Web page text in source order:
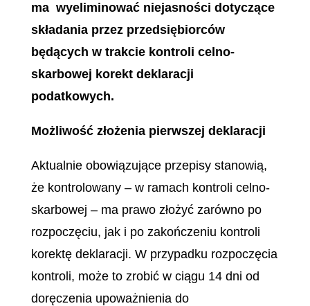
ma wyeliminować niejasności dotyczące
składania przez przedsiębiorców
będących w trakcie kontroli celno-
skarbowej korekt deklaracji
podatkowych.
Możliwość złożenia pierwszej deklaracji
Aktualnie obowiązujące przepisy stanowią,
że kontrolowany – w ramach kontroli celno-
skarbowej – ma prawo złożyć zarówno po
rozpoczęciu, jak i po zakończeniu kontroli
korektę deklaracji. W przypadku rozpoczęcia
kontroli, może to zrobić w ciągu 14 dni od
doręczenia upoważnienia do